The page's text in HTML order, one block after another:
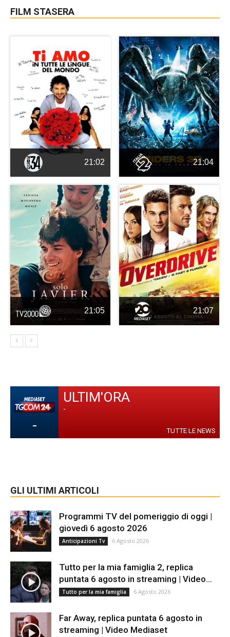
FILM STASERA
21:02 21:04
21:05 21:07
-
ULTIM'ORA
-
TUTTE LE NEWS
GLI ULTIMI ARTICOLI
Programmi TV del pomeriggio di oggi |
giovedì 6 agosto 2026
Anticipazioni Tv 6 Agosto 2026
Tutto per la mia famiglia 2, replica
puntata 6 agosto in streaming | Video...
Tutto per la mia famiglia 6 Agosto 2026
Far Away, replica puntata 6 agosto in
streaming | Video Mediaset